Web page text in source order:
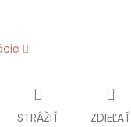
STRÁŽIŤ ZDIEĽAŤ